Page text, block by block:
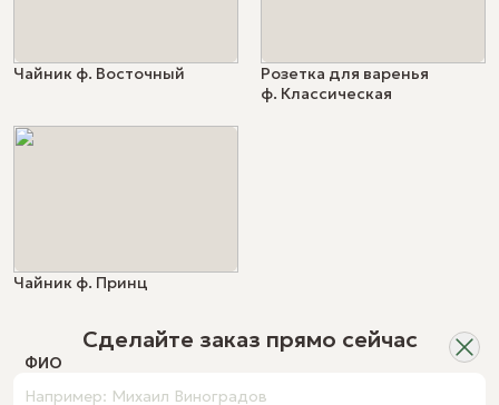
Чайник ф. Восточный
Розетка для варенья
ф. Классическая
Чайник ф. Принц
Сделайте заказ прямо сейчас
ФИО